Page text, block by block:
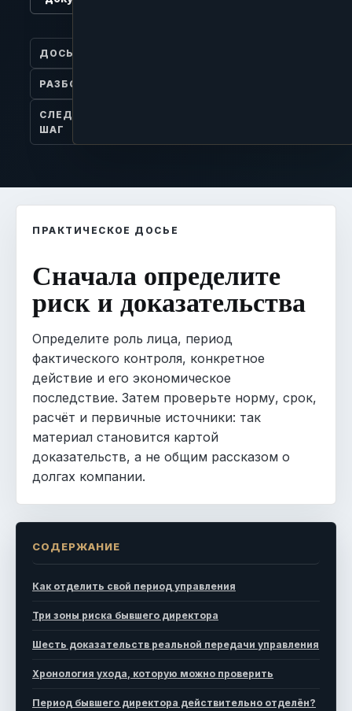
ДОСЬЕ
РАЗБОР
СЛЕДУЮЩИЙ
ШАГ
ПРАКТИЧЕСКОЕ ДОСЬЕ
Сначала определите
риск и доказательства
Определите роль лица, период
фактического контроля, конкретное
действие и его экономическое
последствие. Затем проверьте норму, срок,
расчёт и первичные источники: так
материал становится картой
доказательств, а не общим рассказом о
долгах компании.
СОДЕРЖАНИЕ
Как отделить свой период управления
Три зоны риска бывшего директора
Шесть доказательств реальной передачи управления
Хронология ухода, которую можно проверить
Период бывшего директора действительно отделён?